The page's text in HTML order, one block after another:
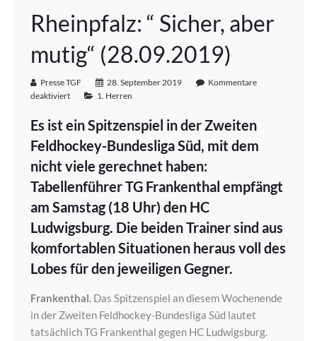
Rheinpfalz: “ Sicher, aber
mutig“ (28.09.2019)
Presse TGF 28. September 2019
Kommentare
deaktiviert
1. Herren
Es ist ein Spitzenspiel in der Zweiten
Feldhockey-Bundesliga Süd, mit dem
nicht viele gerechnet haben:
Tabellenführer TG Frankenthal empfängt
am Samstag (18 Uhr) den HC
Ludwigsburg. Die beiden Trainer sind aus
komfortablen Situationen heraus voll des
Lobes für den jeweiligen Gegner.
Frankenthal.Das Spitzenspiel an diesem Wochenende
in der Zweiten Feldhockey-Bundesliga Süd lautet
tatsächlich TG Frankenthal gegen HC Ludwigsburg.